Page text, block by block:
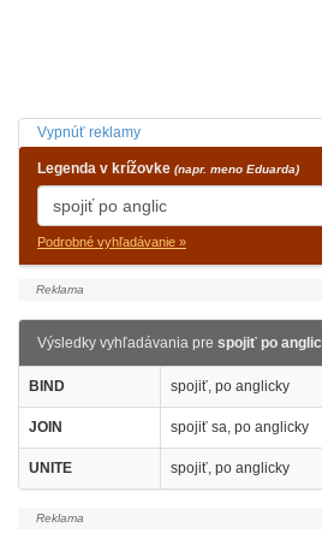
Vypnúť reklamy
Legenda v krížovke (napr. meno Eduarda)
Podrobné vyhľadávanie »
Výsledky vyhľadávania pre spojiť po anglic
BIND spojiť, po anglicky
JOIN spojiť sa, po anglicky
UNITE spojiť, po anglicky